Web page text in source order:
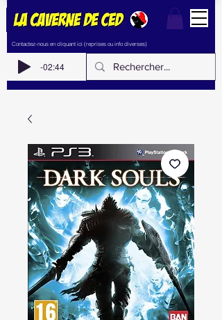
Contactez-nous en cliquant ici (reprises ou info diverses)
-02:44